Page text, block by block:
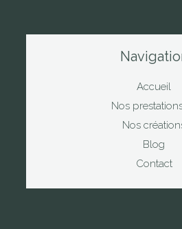
Accueil
Nos
Nos
Blog
Contact